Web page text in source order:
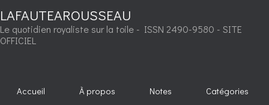
LAFAUTEAROUSSEAU
Le quotidien royaliste sur la toile - ISSN 2490-9580 - SITE
OFFICIEL
Accueil À propos Notes Catégories